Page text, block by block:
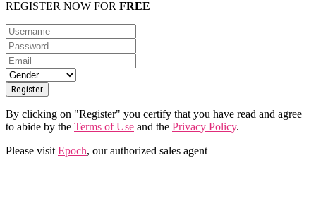
REGISTER NOW FOR FREE
By clicking on "Register" you certify that you have read and agree
to abide by the Terms of Use and the Privacy Policy.
Please visit Epoch, our authorized sales agent